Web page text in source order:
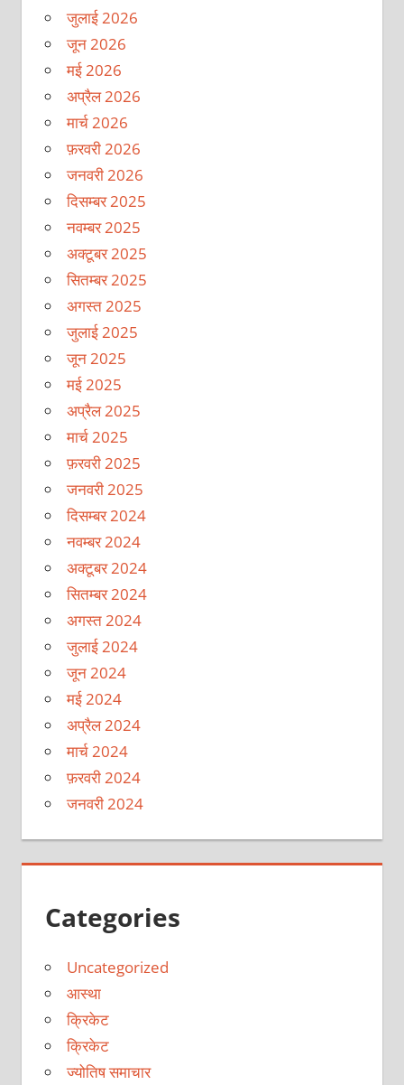
जुलाई 2026
जून 2026
मई 2026
अप्रैल 2026
मार्च 2026
फ़रवरी 2026
जनवरी 2026
दिसम्बर 2025
नवम्बर 2025
अक्टूबर 2025
सितम्बर 2025
अगस्त 2025
जुलाई 2025
जून 2025
मई 2025
अप्रैल 2025
मार्च 2025
फ़रवरी 2025
जनवरी 2025
दिसम्बर 2024
नवम्बर 2024
अक्टूबर 2024
सितम्बर 2024
अगस्त 2024
जुलाई 2024
जून 2024
मई 2024
अप्रैल 2024
मार्च 2024
फ़रवरी 2024
जनवरी 2024
Categories
Uncategorized
आस्था
क्रिकेट
क्रिकेट
ज्योतिष समाचार